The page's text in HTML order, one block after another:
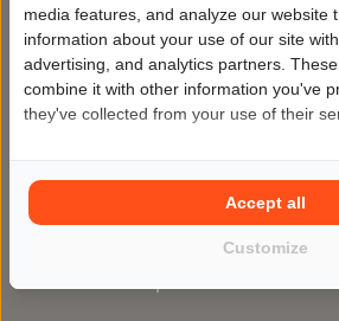
Motor2Go maakt het
verkopen van motoren
dan ooit op het meest
gebruiksvriendelijke
media features, and analyze our website
information about your use of our site
advertising, and analytics partners.
combine it with other information you've
they've collected from your use of their
Customize
Accept all